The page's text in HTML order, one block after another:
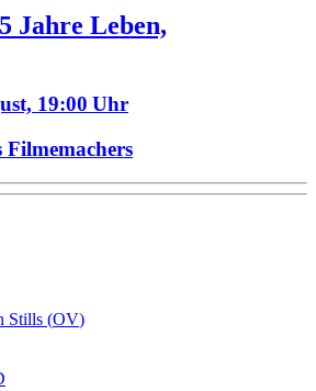
Jahre Leben,
19:00 Uhr
Filmemachers
Stills (OV)